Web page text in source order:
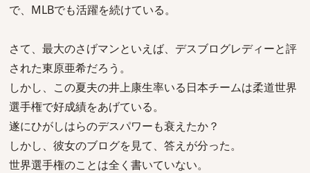
で、MLBでも活躍を続けている。
さて、最大のさげマンといえば、デスブログレディーと評
された東原亜希だろう。
しかし、この夏夫の井上康生率いる日本チームは柔道世界
選手権で好成績をあげている。
遂にひがしはらのデスパワーも衰えたか？
しかし、彼女のブログを見て、答えが分った。
世界選手権のことは全く書いていない。